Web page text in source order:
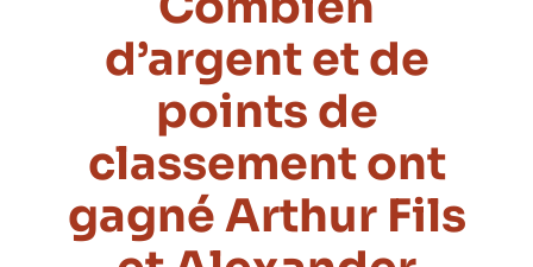
d’argent et de
points de
classement ont
gagné Arthur Fils